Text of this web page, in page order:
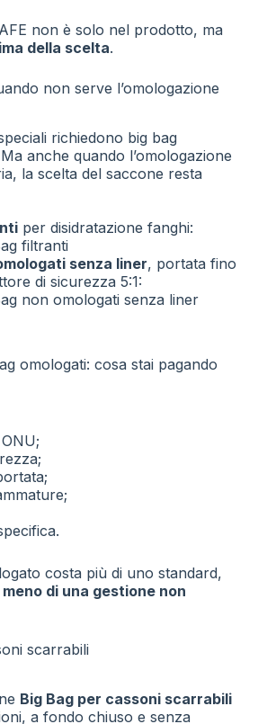
non è solo nel prodotto, ma
della scelta.
non serve l’omologazione
richiedono big bag
anche quando l’omologazione
la scelta del saccone resta
per disidratazione fanghi:
filtranti
senza liner, portata fino
di sicurezza 5:1:
non omologati senza liner
omologati: cosa stai pagando
costa più di uno standard,
di una gestione non
scarrabili
Big Bag per cassoni scarrabili
a fondo chiuso e senza